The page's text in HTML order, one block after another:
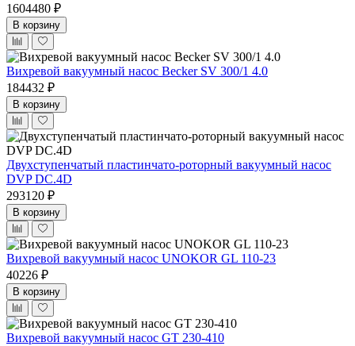
1604480 ₽
В корзину
Вихревой вакуумный насос Becker SV 300/1 4.0
184432 ₽
В корзину
Двухступенчатый пластинчато-роторный вакуумный насос
DVP DC.4D
293120 ₽
В корзину
Вихревой вакуумный насос UNOKOR GL 110-23
40226 ₽
В корзину
Вихревой вакуумный насос GT 230-410